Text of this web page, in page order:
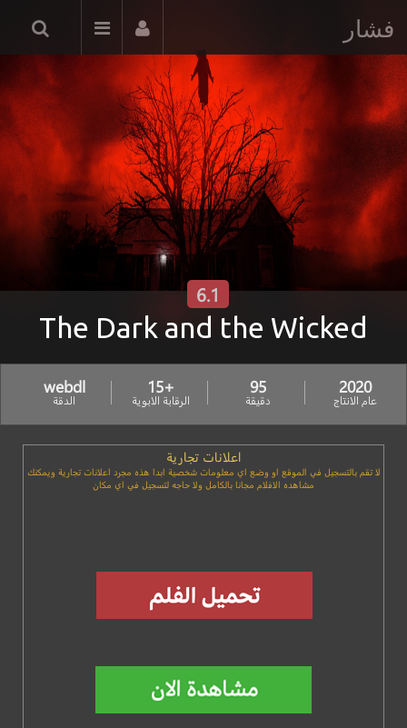
فشار
The Dark and the Wicked
6.1
2020
عام الانتاج
95
دقيقة
+15
الرقابة الابوية
webdl
الدقة
اعلانات تجارية
لا تقم بالتسجيل في الموقع او وضع اي معلومات شخصية ابدا هذه مجرد اعلانات تجارية ويمكنك
مشاهده الافلام مجانا بالكامل ولا حاجه لتسجيل في اي مكان